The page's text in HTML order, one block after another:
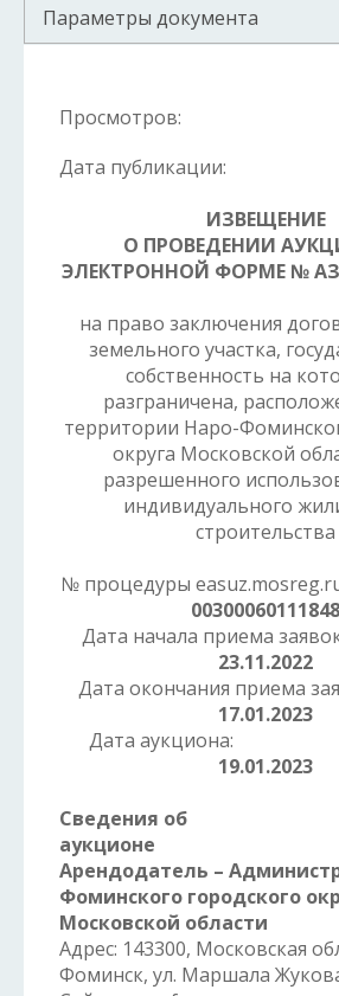
Параметры документа
Просмотров:
Дата публикации:
ИЗВЕЩЕНИЕ
О ПРОВЕДЕНИИ
ЭЛЕКТРОННОЙ ФОРМЕ №
на право заключения
земельного участка,
собственность на
разграничена,
территории Наро-
округа Московской
разрешенного
индивидуального
строительства
№ процедуры
00300060111848
Дата начала
23.11.2022
Дата окончания
17.01.2023
Дата
19.01.2023
Сведения об
аукционе
Арендодатель –
Фоминского городского
Московской области
Адрес: 143300, Московская
Фоминск, ул. Маршала